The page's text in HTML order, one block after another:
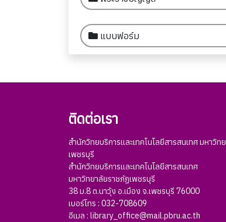
แบบฟอร์ม
ติดต่อเรา
สำนักวิทยบริการและเทคโนโลยีสารสนเทศ มหาวิท
เพชรบุรี
สำนักวิทยบริการและเทคโนโลยีสารสนเทศ
มหาวิทยาลัยราชภัฏเพชรบุรี
38 ม.8 ต.นาวุ้ง อ.เมือง จ.เพชรบุรี 76000
เบอร์โทร : 032-708609
อีเมล : library_office@mail.pbru.ac.th